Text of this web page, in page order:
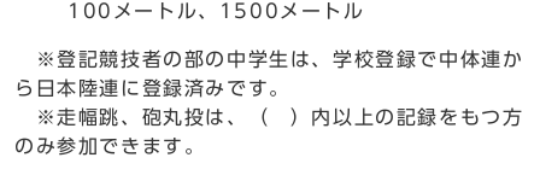
100メートル、1500メートル
※登記競技者の部の中学生は、学校登録で中体連か
ら日本陸連に登録済みです。
※走幅跳、砲丸投は、（ ）内以上の記録をもつ方
のみ参加できます。